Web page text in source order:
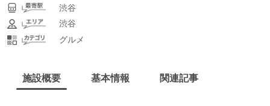
渋谷
渋谷
グルメ
施設概要 基本情報 関連記事